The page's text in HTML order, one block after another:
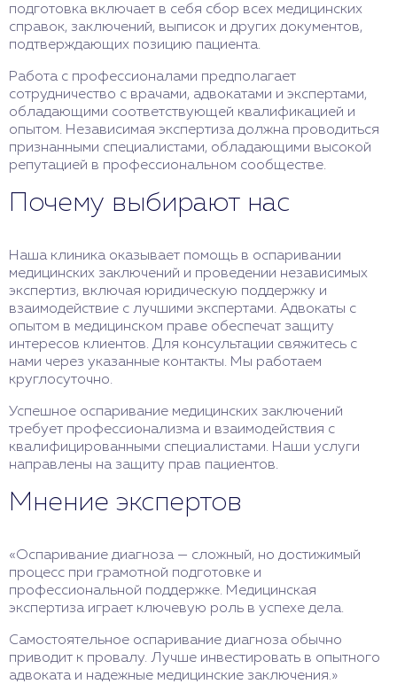
подготовка включает в себя сбор всех медицинских
справок, заключений, выписок и других документов,
подтверждающих позицию пациента.
Работа с профессионалами предполагает
сотрудничество с врачами, адвокатами и экспертами,
обладающими соответствующей квалификацией и
опытом. Независимая экспертиза должна проводиться
признанными специалистами, обладающими высокой
репутацией в профессиональном сообществе.
Почему выбирают нас
Наша клиника оказывает помощь в оспаривании
медицинских заключений и проведении независимых
экспертиз, включая юридическую поддержку и
взаимодействие с лучшими экспертами. Адвокаты с
опытом в медицинском праве обеспечат защиту
интересов клиентов. Для консультации свяжитесь с
нами через указанные контакты. Мы работаем
круглосуточно.
Успешное оспаривание медицинских заключений
требует профессионализма и взаимодействия с
квалифицированными специалистами. Наши услуги
направлены на защиту прав пациентов.
Мнение экспертов
«Оспаривание диагноза — сложный, но достижимый
процесс при грамотной подготовке и
профессиональной поддержке. Медицинская
экспертиза играет ключевую роль в успехе дела.
Самостоятельное оспаривание диагноза обычно
приводит к провалу. Лучше инвестировать в опытного
адвоката и надежные медицинские заключения.»